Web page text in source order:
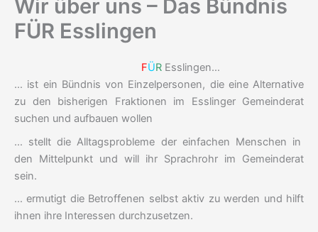
Wir über uns – Das Bündnis
FÜR Esslingen
FÜREsslingen…
… ist ein Bündnis von Einzelpersonen, die eine Alternative
zu den bisherigen Fraktionen im Esslinger Gemeinderat
suchen und aufbauen wollen
… stellt die Alltagsprobleme der einfachen Menschen in
den Mittelpunkt und will ihr Sprachrohr im Gemeinderat
sein.
… ermutigt die Betroffenen selbst aktiv zu werden und hilft
ihnen ihre Interessen durchzusetzen.